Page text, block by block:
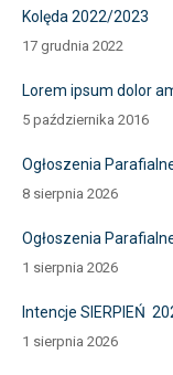
Kolęda 2022/2023
17 grudnia 2022
Lorem ipsum dolor
5 października 2016
Ogłoszenia
8 sierpnia 2026
Ogłoszenia
1 sierpnia 2026
Intencje SIERPIEŃ
1 sierpnia 2026